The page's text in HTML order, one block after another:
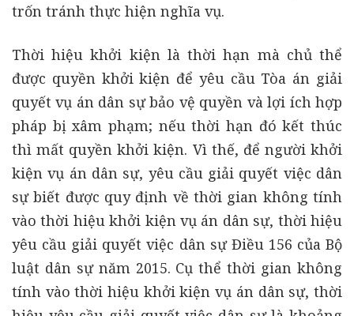
trốn tránh thực hiện nghĩa vụ.
Thời hiệu khởi kiện là thời hạn mà chủ thể
được quyền khởi kiện để yêu cầu Tòa án giải
quyết vụ án dân sự bảo vệ quyền và lợi ích hợp
pháp bị xâm phạm; nếu thời hạn đó kết thúc
thì mất quyền khởi kiện. Vì thế, để người khởi
kiện vụ án dân sự, yêu cầu giải quyết việc dân
sự biết được quy định về thời gian không tính
vào thời hiệu khởi kiện vụ án dân sự, thời hiệu
yêu cầu giải quyết việc dân sự Điều 156 của Bộ
luật dân sự năm 2015. Cụ thể thời gian không
tính vào thời hiệu khởi kiện vụ án dân sự, thời